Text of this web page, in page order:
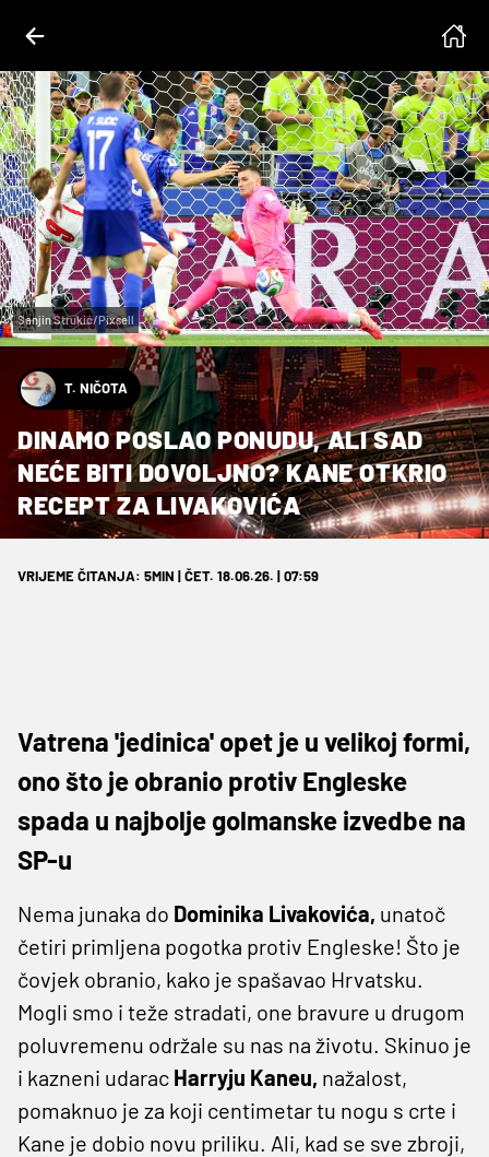
Sanjin Strukić/Pixsell
T. NIČOTA
DINAMO POSLAO PONUDU, ALI SAD
NEĆE BITI DOVOLJNO? KANE OTKRIO
RECEPT ZA LIVAKOVIĆA
VRIJEME ČITANJA: 5MIN | ČET. 18.06.26. | 07:59
Vatrena 'jedinica' opet je u velikoj formi,
ono što je obranio protiv Engleske
spada u najbolje golmanske izvedbe na
SP-u
Nema junaka do Dominika Livakovića, unatoč
četiri primljena pogotka protiv Engleske! Što je
čovjek obranio, kako je spašavao Hrvatsku.
Mogli smo i teže stradati, one bravure u drugom
poluvremenu održale su nas na životu. Skinuo je
i kazneni udarac Harryju Kaneu, nažalost,
pomaknuo je za koji centimetar tu nogu s crte i
Kane je dobio novu priliku. Ali, kad se sve zbroji,